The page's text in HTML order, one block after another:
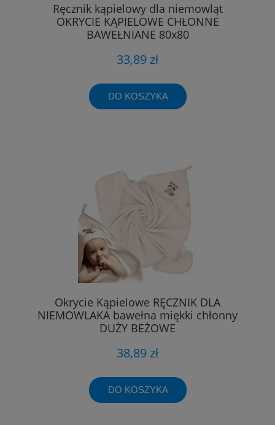
Ręcznik kąpielowy dla niemowląt
OKRYCIE KĄPIELOWE CHŁONNE
BAWEŁNIANE 80x80
33,89 zł
DO KOSZYKA
Okrycie Kąpielowe RĘCZNIK DLA
NIEMOWLAKA bawełna miękki chłonny
DUŻY BEŻOWE
38,89 zł
DO KOSZYKA